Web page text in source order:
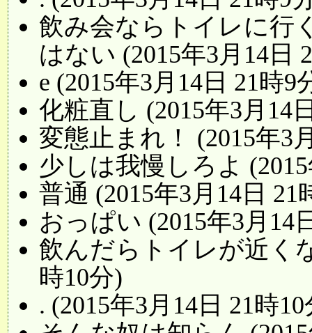
飲み会ならトイレに行
はない (2015年3月14日
e (2015年3月14日 21時9
化粧直し (2015年3月14
変態止まれ！ (2015年3
少しは我慢しろよ
普通 (2015年3月14日 21
おっぱい (2015年3月14
飲んだらトイレが近く
時10分)
. (2015年3月14日 21時